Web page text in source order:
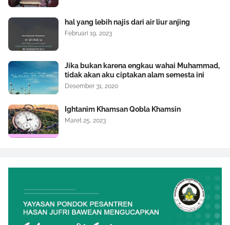
hal yang lebih najis dari air liur anjing
Februari 19, 2023
Jika bukan karena engkau wahai Muhammad,
tidak akan aku ciptakan alam semesta ini
Desember 31, 2020
Ightanim Khamsan Qobla Khamsin
Maret 25, 2023